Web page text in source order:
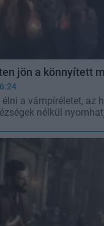
jön a könnyített
a vámpíréletet, az
nélkül